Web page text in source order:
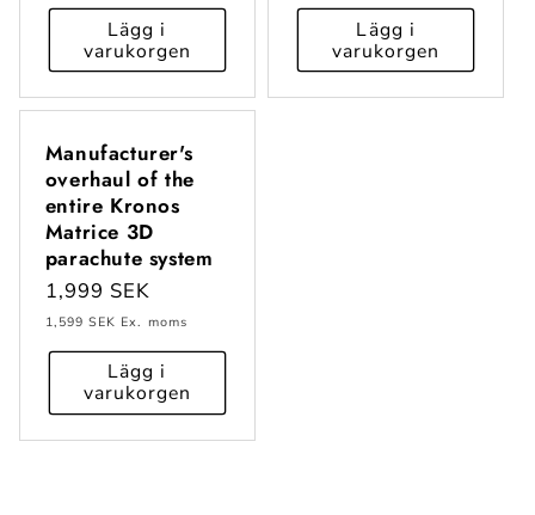
Lägg i
varukorgen
Lägg i
varukorgen
Manufacturer's
overhaul of the
entire Kronos
Matrice 3D
parachute system
Ordinarie
pris
1,999 SEK
1,599 SEK Ex. moms
Lägg i
varukorgen